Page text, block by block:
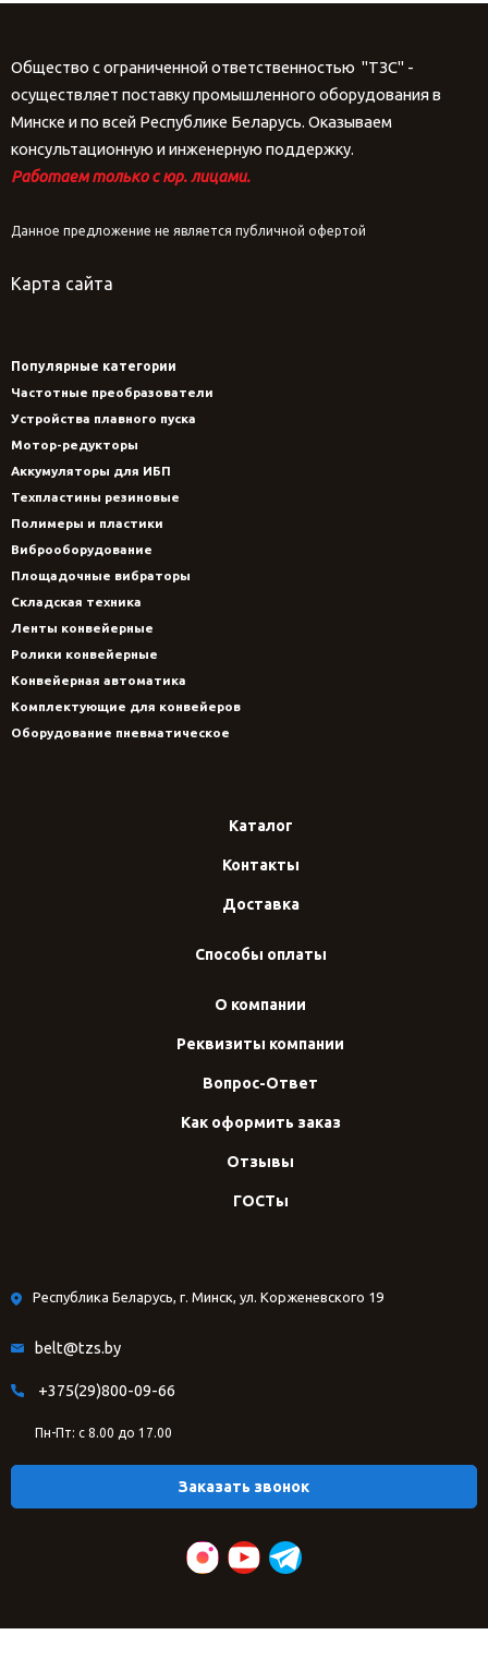
Общество с ограниченной ответственностью "ТЗС" -
осуществляет поставку промышленного оборудования в
Минске и по всей Республике Беларусь. Оказываем
консультационную и инженерную поддержку.
Работаем только с юр. лицами.
Данное предложение не является публичной офертой
Карта сайта
Популярные категории
Частотные преобразователи
Устройства плавного пуска
Мотор-редукторы
Аккумуляторы для ИБП
Техпластины резиновые
Полимеры и пластики
Виброоборудование
Площадочные вибраторы
Складская техника
Ленты конвейерные
Ролики конвейерные
Конвейерная автоматика
Комплектующие для конвейеров
Оборудование пневматическое
Каталог
Контакты
Доставка
Способы оплаты
О компании
Реквизиты компании
Вопрос-Ответ
Как оформить заказ
Отзывы
ГОСТы
Республика Беларусь, г. Минск, ул. Корженевского 19
belt@tzs.by
+375(29)800-09-66
Пн-Пт: с 8.00 до 17.00
Заказать звонок